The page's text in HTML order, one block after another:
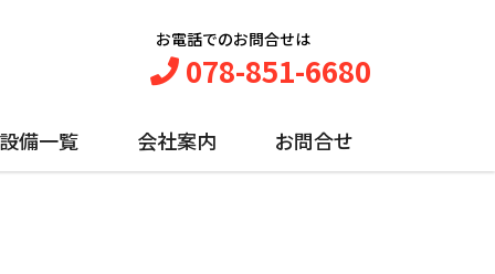
お電話でのお問合せは
078-851-6680
設備一覧 会社案内 お問合せ